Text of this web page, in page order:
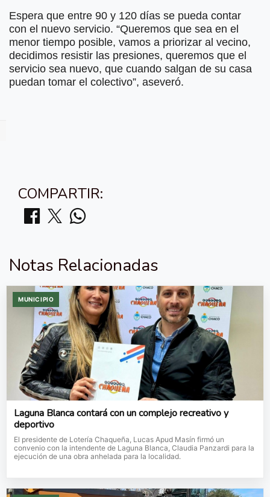
Espera que entre 90 y 120 días se pueda contar
con el nuevo servicio. “Queremos que sea en el
menor tiempo posible, vamos a priorizar al vecino,
decidimos resistir las presiones, queremos que el
servicio sea nuevo, que cuando salgan de su casa
puedan tomar el colectivo”, aseveró.
COMPARTIR:
Notas Relacionadas
MUNICIPIO
Laguna Blanca contará con un complejo recreativo y
deportivo
El presidente de Lotería Chaqueña, Lucas Apud Masín firmó un
convenio con la intendente de Laguna Blanca, Claudia Panzardi para la
ejecución de una obra anhelada para la localidad.